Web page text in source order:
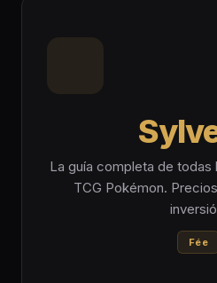
La guía completa de todas
TCG Pokémon.
Fée